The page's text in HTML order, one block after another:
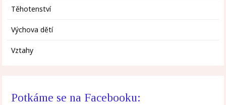
Těhotenství
Výchova dětí
Vztahy
Potkáme se na Facebooku: